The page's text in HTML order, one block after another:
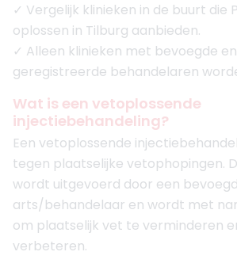
✓ Vergelijk klinieken in de buurt die
oplossen in Tilburg aanbieden.
✓ Alleen klinieken met bevoegde
geregistreerde behandelaren
Wat is een vetoplossende
injectiebehandeling?
Een vetoplossende
tegen plaatselijke vetophopingen.
wordt uitgevoerd door een
arts/behandelaar en wordt met
om plaatselijk vet te verminderen
verbeteren.